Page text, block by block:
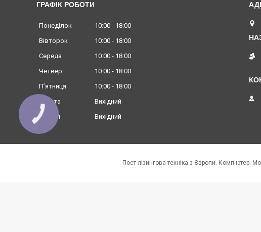
ГРАФІК РОБОТИ
Понеділок 10:00
18:00
Вівторок
10:00
18:00
Середа
10:00
18:00
Четвер
10:00
18:00
Пʼятниця
10:00
18:00
Субота
Вихідний
Неділя
Вихідний
КНОПКА
ЗВ'ЯЗКУ